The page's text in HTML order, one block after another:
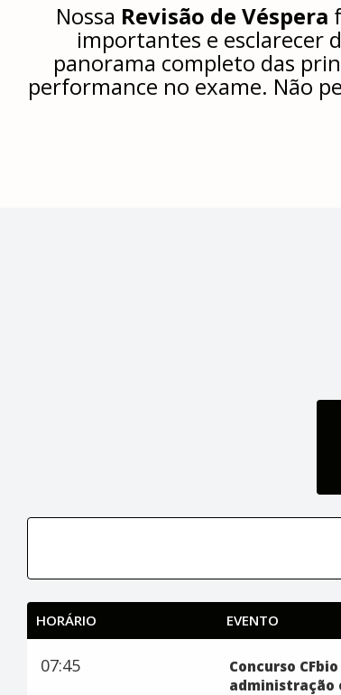
Nossa Revisão de Véspera
importantes e esclarecer
panorama completo das
performance no exame. Não
HORÁRIO EVENTO
07:45
Concurso
administração